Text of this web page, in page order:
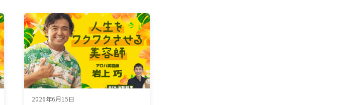
ココロオドル…
2026年6月15日